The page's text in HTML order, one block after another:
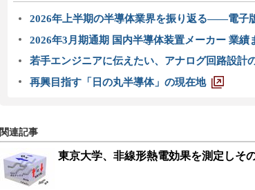
2026年上半期の半導体業界を振り返る――電子
2026年3月期通期 国内半導体装置メーカー 業績
若手エンジニアに伝えたい、アナログ回路設計
再興目指す「日の丸半導体」の現在地
関連記事
東京大学、非線形熱電効果を測定しそ